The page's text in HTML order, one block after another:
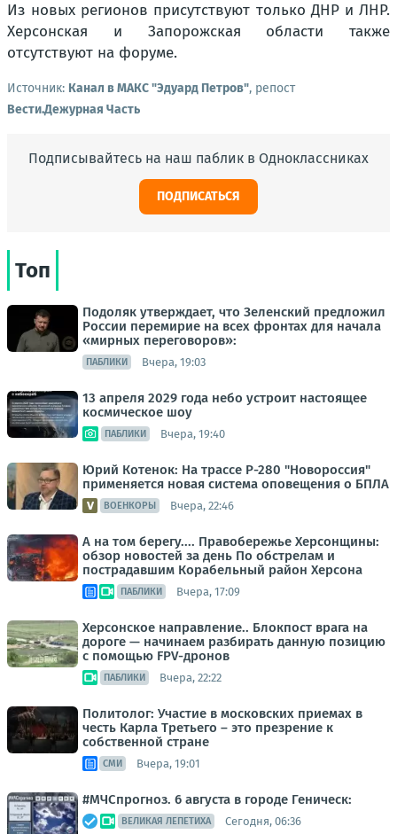
Из новых регионов присутствуют только ДНР и ЛНР.
Херсонская и Запорожская области также
отсутствуют на форуме.
Источник: Канал в МАКС "Эдуард Петров", репост
Вести.Дежурная Часть
Подписывайтесь на наш паблик в Одноклассниках
ПОДПИСАТЬСЯ
Топ
Подоляк утверждает, что Зеленский предложил
России перемирие на всех фронтах для начала
«мирных переговоров»:
ПАБЛИКИ Вчера, 19:03
13 апреля 2029 года небо устроит настоящее
космическое шоу
ПАБЛИКИ Вчера, 19:40
Юрий Котенок: На трассе Р-280 "Новороссия"
применяется новая система оповещения о БПЛА
ВОЕНКОРЫ Вчера, 22:46
А на том берегу.... Правобережье Херсонщины:
обзор новостей за день По обстрелам и
пострадавшим Корабельный район Херсона
ПАБЛИКИ Вчера, 17:09
Херсонское направление.. Блокпост врага на
дороге — начинаем разбирать данную позицию
с помощью FPV-дронов
ПАБЛИКИ Вчера, 22:22
Политолог: Участие в московских приемах в
честь Карла Третьего – это презрение к
собственной стране
СМИ Вчера, 19:01
#МЧСпрогноз. 6 августа в городе Геническ:
ВЕЛИКАЯ ЛЕПЕТИХА Сегодня, 06:36